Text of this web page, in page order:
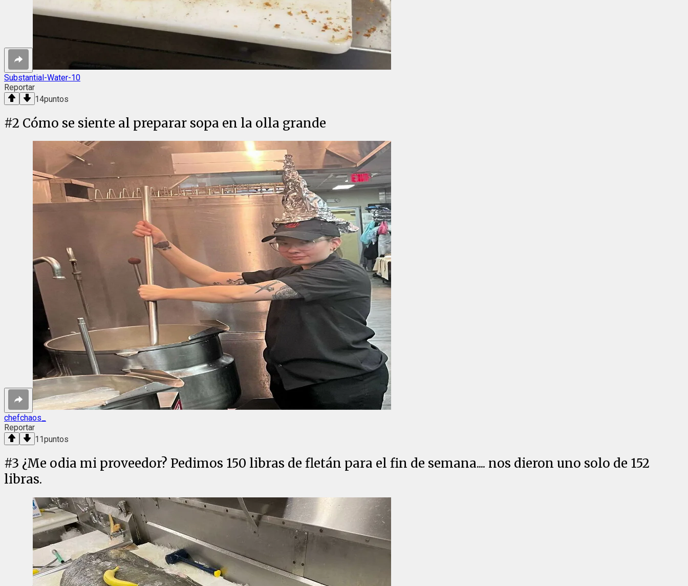
Substantial-Water-10
Reportar
14puntos
#2 Cómo se siente al preparar sopa en la olla grande
chefchaos_
Reportar
11puntos
#3 ¿Me odia mi proveedor? Pedimos 150 libras de fletán para el fin de semana.... nos dieron uno solo de 152
libras.